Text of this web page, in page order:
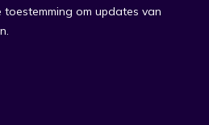
toestemming om updates van